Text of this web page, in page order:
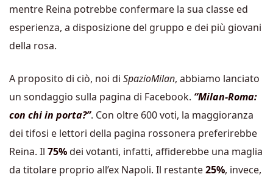
mentre Reina potrebbe confermare la sua classe ed
esperienza, a disposizione del gruppo e dei più giovani
della rosa.
A proposito di ciò, noi di SpazioMilan, abbiamo lanciato
un sondaggio sulla pagina di Facebook. “Milan-Roma:
con chi in porta?”. Con oltre 600 voti, la maggioranza
dei tifosi e lettori della pagina rossonera preferirebbe
Reina. Il 75%dei votanti, infatti, affiderebbe una maglia
da titolare proprio all’ex Napoli. Il restante25%, invece,